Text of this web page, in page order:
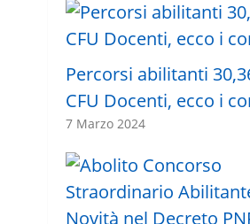
Percorsi abilitanti
CFU Docenti, ecco i
7 Marzo 2024